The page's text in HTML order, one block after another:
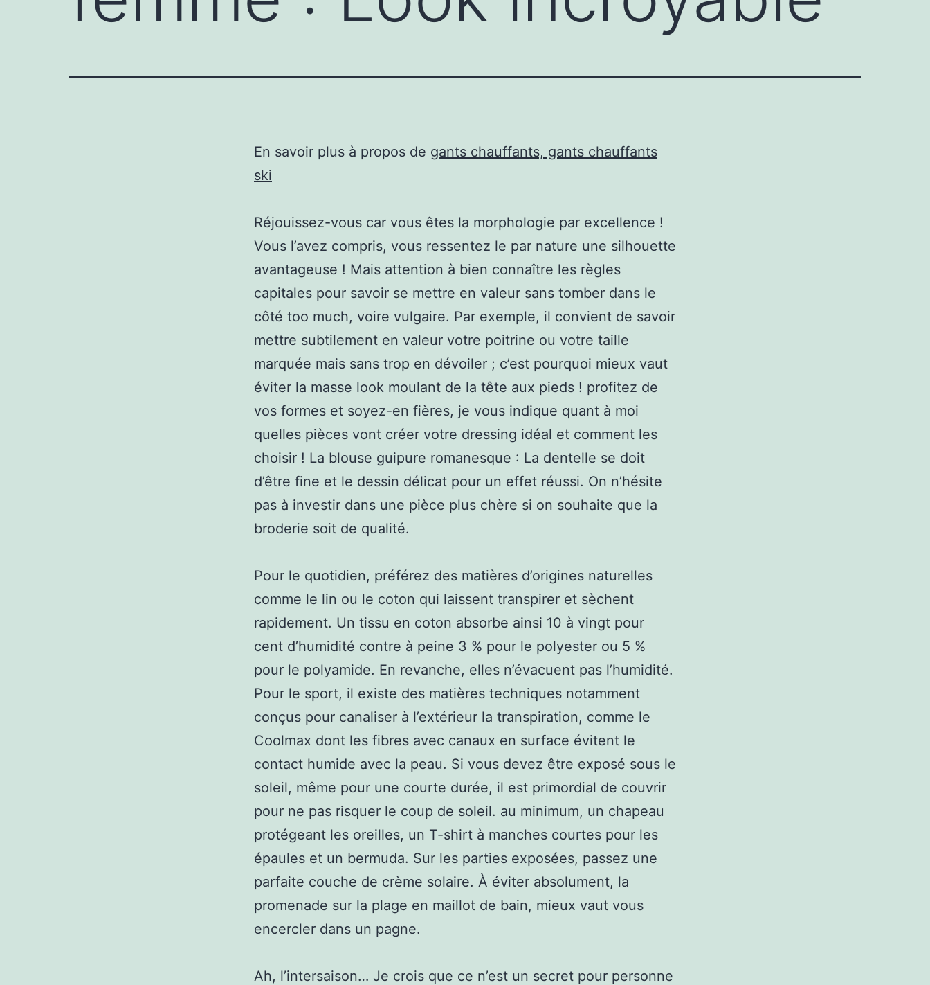
En savoir plus à propos de gants chauffants, gants chauffants
ski
Réjouissez-vous car vous êtes la morphologie par excellence !
Vous l’avez compris, vous ressentez le par nature une silhouette
avantageuse ! Mais attention à bien connaître les règles
capitales pour savoir se mettre en valeur sans tomber dans le
côté too much, voire vulgaire. Par exemple, il convient de savoir
mettre subtilement en valeur votre poitrine ou votre taille
marquée mais sans trop en dévoiler ; c’est pourquoi mieux vaut
éviter la masse look moulant de la tête aux pieds ! profitez de
vos formes et soyez-en fières, je vous indique quant à moi
quelles pièces vont créer votre dressing idéal et comment les
choisir ! La blouse guipure romanesque : La dentelle se doit
d’être fine et le dessin délicat pour un effet réussi. On n’hésite
pas à investir dans une pièce plus chère si on souhaite que la
broderie soit de qualité.
Pour le quotidien, préférez des matières d’origines naturelles
comme le lin ou le coton qui laissent transpirer et sèchent
rapidement. Un tissu en coton absorbe ainsi 10 à vingt pour
cent d’humidité contre à peine 3 % pour le polyester ou 5 %
pour le polyamide. En revanche, elles n’évacuent pas l’humidité.
Pour le sport, il existe des matières techniques notamment
conçus pour canaliser à l’extérieur la transpiration, comme le
Coolmax dont les fibres avec canaux en surface évitent le
contact humide avec la peau. Si vous devez être exposé sous le
soleil, même pour une courte durée, il est primordial de couvrir
pour ne pas risquer le coup de soleil. au minimum, un chapeau
protégeant les oreilles, un T-shirt à manches courtes pour les
épaules et un bermuda. Sur les parties exposées, passez une
parfaite couche de crème solaire. À éviter absolument, la
promenade sur la plage en maillot de bain, mieux vaut vous
encercler dans un pagne.
Ah, l’intersaison… Je crois que ce n’est un secret pour personne